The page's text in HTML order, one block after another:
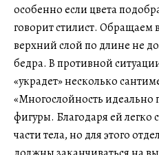
особенно если цвета
говорит стилист. Обращаем
верхний слой по длине не
бедра. В противной
«украдет» несколько
«Многослойность идеально
фигуры. Благодаря ей
части тела, но для этого